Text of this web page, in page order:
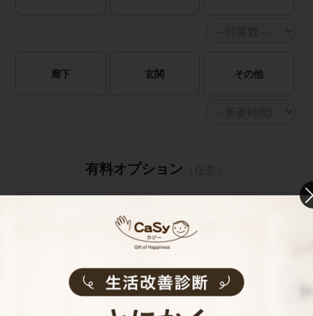
廊下 玄関 その他
有料オプション
(物理キー)